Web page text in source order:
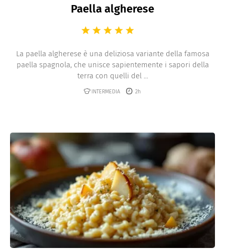
Paella algherese
La paella algherese è una deliziosa variante della famosa
paella spagnola, che unisce sapientemente i sapori della
terra con quelli del ...
INTERMEDIA 2h